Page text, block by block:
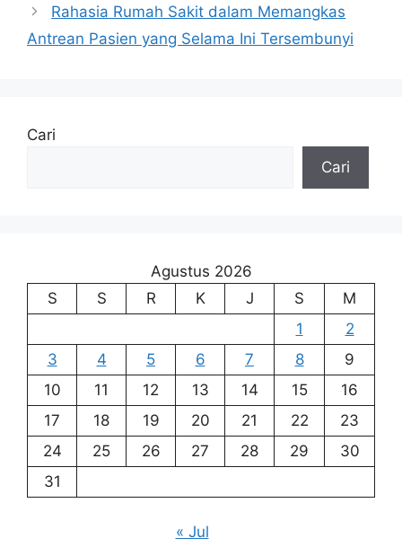
Rahasia Rumah Sakit dalam Memangkas
Antrean Pasien yang Selama Ini Tersembunyi
Cari
Cari
Agustus 2026
S
S R K J S
M
1
2
3
4 5 6 7 8
9
10
11 12 13 14 15
16
17
18 19 20 21 22
23
24
25 26 27 28 29
30
31
« Jul